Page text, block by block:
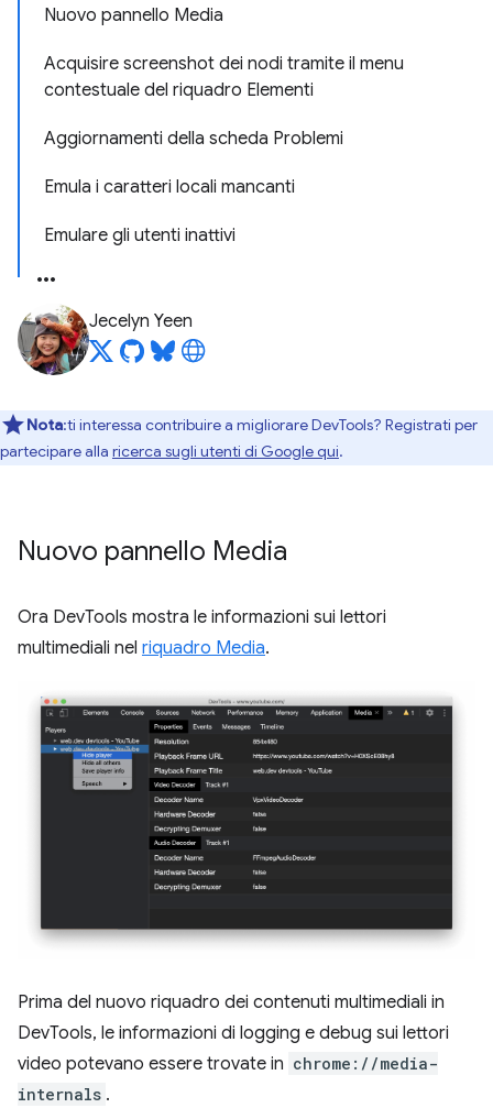
Nuovo pannello Media
Acquisire screenshot dei nodi tramite il menu
contestuale del riquadro Elementi
Aggiornamenti della scheda Problemi
Emula i caratteri locali mancanti
Emulare gli utenti inattivi
Jecelyn Yeen
Nota:ti interessa contribuire a migliorare DevTools? Registrati per
partecipare alla ricerca sugli utenti di Google qui.
Nuovo pannello Media
Ora DevTools mostra le informazioni sui lettori
multimediali nel riquadro Media.
Prima del nuovo riquadro dei contenuti multimediali in
DevTools, le informazioni di logging e debug sui lettori
video potevano essere trovate in chrome://media-
internals .